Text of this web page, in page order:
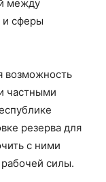
между
и сферы
возможность
частными
резерва для
с ними
силы.